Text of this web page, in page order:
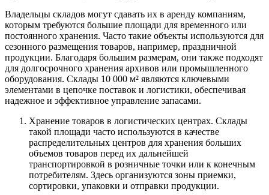
Владельцы складов могут сдавать их в аренду компаниям,
которым требуются большие площади для временного или
постоянного хранения. Часто такие объекты используются для
сезонного размещения товаров, например, праздничной
продукции. Благодаря большим размерам, они также подходят
для долгосрочного хранения архивов или промышленного
оборудования. Склады 10 000 м² являются ключевыми
элементами в цепочке поставок и логистики, обеспечивая
надежное и эффективное управление запасами.
Хранение товаров в логистических центрах. Склады
такой площади часто используются в качестве
распределительных центров для хранения больших
объемов товаров перед их дальнейшей
транспортировкой в розничные точки или к конечным
потребителям. Здесь организуются зоны приемки,
сортировки, упаковки и отправки продукции.